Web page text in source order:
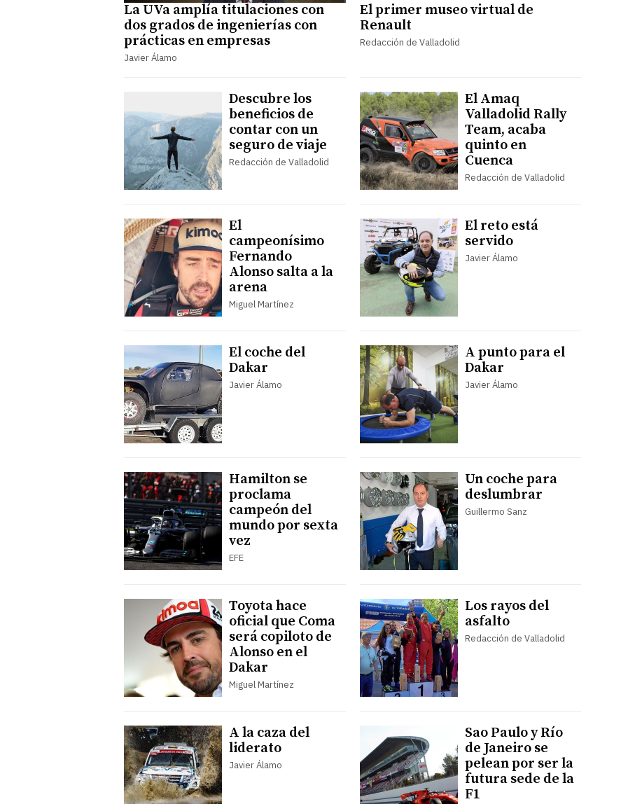
La UVa amplía titulaciones con
dos grados de ingenierías con
prácticas en empresas
Javier Álamo
El primer museo virtual de
Renault
Redacción de Valladolid
Descubre los
beneficios de
contar con un
seguro de viaje
Redacción de Valladolid
El Amaq
Valladolid Rally
Team, acaba
quinto en
Cuenca
Redacción de Valladolid
El
campeonísimo
Fernando
Alonso salta a la
arena
Miguel Martínez
El reto está
servido
Javier Álamo
El coche del
Dakar
Javier Álamo
A punto para el
Dakar
Javier Álamo
Hamilton se
proclama
campeón del
mundo por sexta
vez
EFE
Un coche para
deslumbrar
Guillermo Sanz
Toyota hace
oficial que Coma
será copiloto de
Alonso en el
Dakar
Miguel Martínez
Los rayos del
asfalto
Redacción de Valladolid
A la caza del
liderato
Javier Álamo
Sao Paulo y Río
de Janeiro se
pelean por ser la
futura sede de la
F1